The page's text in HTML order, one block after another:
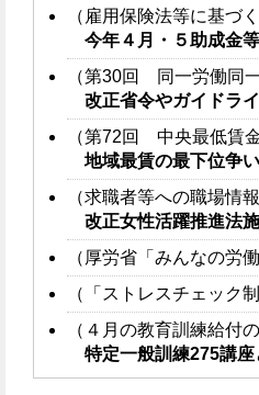
（雇用保険法等に基づ
今年４月・５助成金
（第30回 同一労働同
改正省令やガイドラ
（第72回 中央最低賃金
地域最賃の最下位争
（求職者等への職場情
改正女性活躍推進法
（厚労省「みんなの労
（「ストレスチェック制
（４月の教育訓練給付
特定一般訓練275講